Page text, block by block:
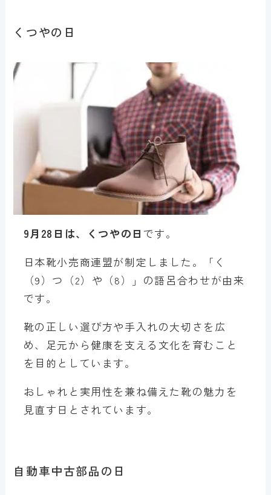
くつやの日
9月28日は、くつやの日 です。
日本靴小売商連盟が制定しました。「く
（9）つ（2）や（8）」の語呂合わせが由来
です。
靴の正しい選び方や手入れの大切さを広
め、足元から健康を支える文化を育むこと
を目的としています。
おしゃれと実用性を兼ね備えた靴の魅力を
見直す日とされています。
自動車中古部品の日